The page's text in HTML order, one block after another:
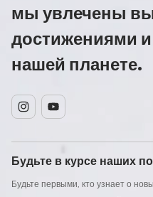
мы увлечены
достижениями
нашей планете.
InstagramYouTube
Будьте в курсе наших
Будьте первыми, кто узнает о